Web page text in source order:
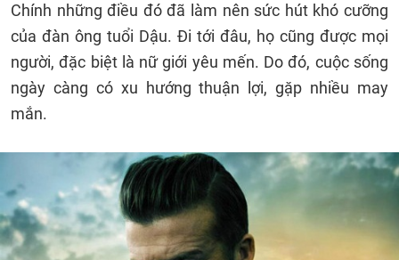
Chính những điều đó đã làm nên sức hút khó cưỡng
của đàn ông tuổi Dậu. Đi tới đâu, họ cũng được mọi
người, đặc biệt là nữ giới yêu mến. Do đó, cuộc sống
ngày càng có xu hướng thuận lợi, gặp nhiều may
mắn.